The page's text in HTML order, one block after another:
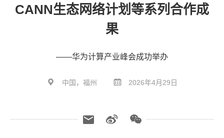
CANN生态网络计划等系列合作成
果
——华为计算产业峰会成功举办
中国，福州 2026年4月29日